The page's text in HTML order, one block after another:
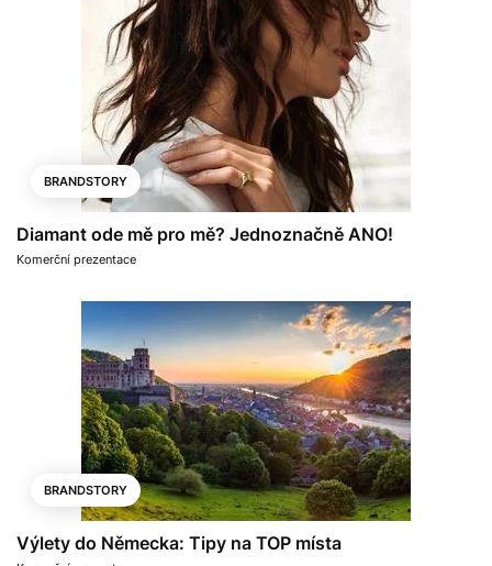
BRANDSTORY
Diamant ode mě pro mě? Jednoznačně ANO!
Komerční prezentace
BRANDSTORY
Výlety do Německa: Tipy na TOP místa